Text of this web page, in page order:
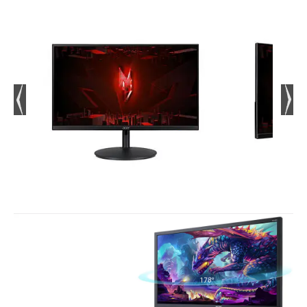
Vrijeme reakcije monitora je ključno za
kompetitivne igre, a Acer Nitro QG240YH3BIX
nudi impresivno vrijeme odziva od samo 1 ms.
To eliminira zamućenje pokreta i ghosting,
pružajući izuzetno oštru sliku čak i tijekom
najdinamičnijih trenutaka. Bez obzira natječete
li se online ili igrate intenzivne solo misije,
preciznost ovog monitora omogućit će vam da
reagirate brže od svojih protivnika.
Rezolucija 1920 x 1080 piksela (Full HD)
osigurava oštre i detaljne slike, omogućujući
vam potpuno uranjanje u igru. S Acer Nitro
QG240YH3BIX, svaki detalj u vašim omiljenim
igrama bit će vidljiv, od najsitnijih tekstura do
zapanjujućih pejzaža. Idealno za igre, ali i za
gledanje filmova i multitasking.